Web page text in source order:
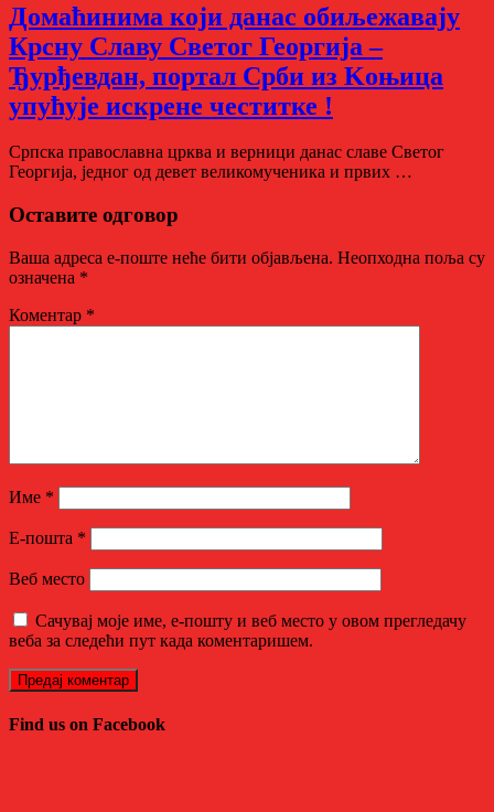
Домаћинима који данас обиљежавају
Крсну Славу Светог Георгија –
Ђурђевдан, портал Срби из Kоњица
упућује искрене честитке !
Српска православна црква и верници данас славe Светог
Георгија, једног од девет великомученика и првих …
Оставите одговор
Ваша адреса е-поште неће бити објављена. Неопходна поља су
означена *
Коментар *
Име *
Е-пошта *
Веб место
Сачувај моје име, е-пошту и веб место у овом прегледачу
веба за следећи пут када коментаришем.
Find us on Facebook